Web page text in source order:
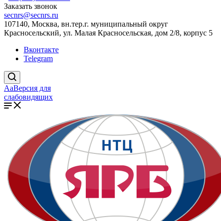
Заказать звонок
secnrs@secnrs.ru
107140, Москва, вн.тер.г. муниципальный округ
Красносельский, ул. Малая Красносельская, дом 2/8, корпус 5
Вконтакте
Telegram
AaВерсия для
слабовидящих